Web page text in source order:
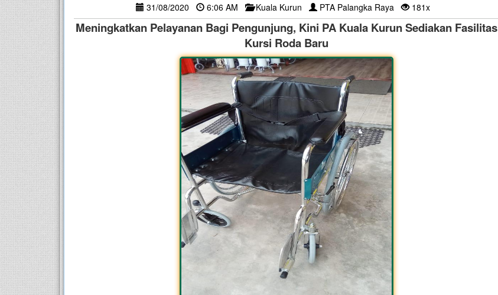
31/08/2020 6:06 AM Kuala Kurun PTA Palangka Raya 181x
Meningkatkan Pelayanan Bagi Pengunjung, Kini PA Kuala Kurun Sediakan Fasilitas
Kursi Roda Baru